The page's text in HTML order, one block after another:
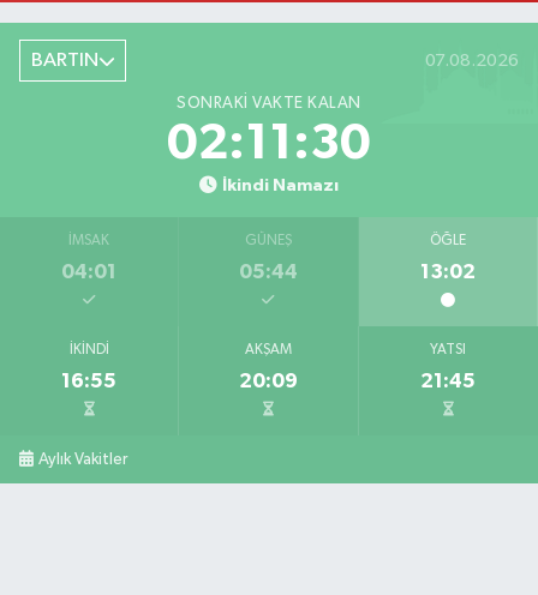
BARTIN 07.08.2026
SONRAKI VAKTE KALAN
02:11:28
İkindi Namazı
İMSAK
04:01
GÜNEŞ
05:44
ÖĞLE
13:02
İKINDI
16:55
AKŞAM
20:09
YATSI
21:45
Aylık Vakitler